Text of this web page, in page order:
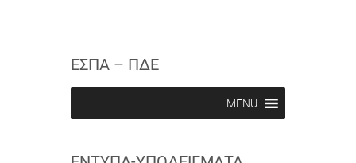
ΕΣΠΑ – ΠΔΕ
MENU